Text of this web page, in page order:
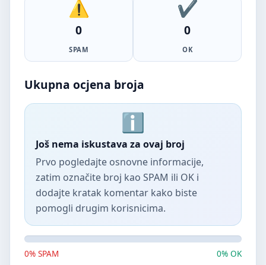
0
SPAM
0
OK
Ukupna ocjena broja
Još nema iskustava za ovaj broj
Prvo pogledajte osnovne informacije,
zatim označite broj kao SPAM ili OK i
dodajte kratak komentar kako biste
pomogli drugim korisnicima.
0% SPAM 0% OK